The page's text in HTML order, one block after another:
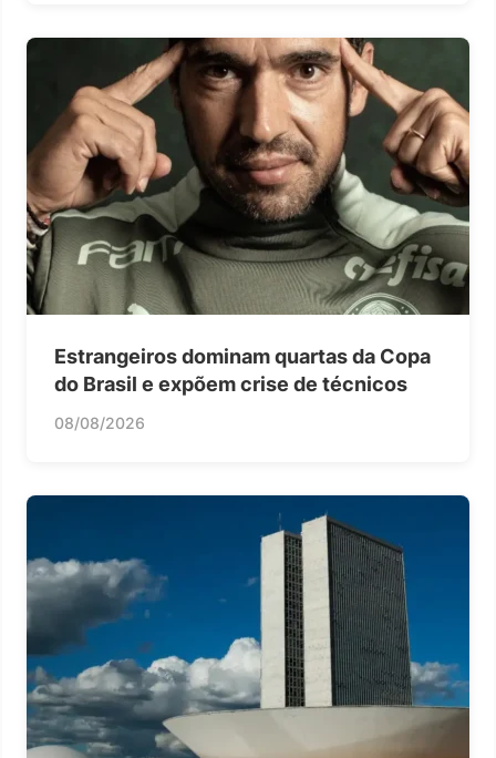
Estrangeiros dominam quartas da Copa
do Brasil e expõem crise de técnicos
08/08/2026